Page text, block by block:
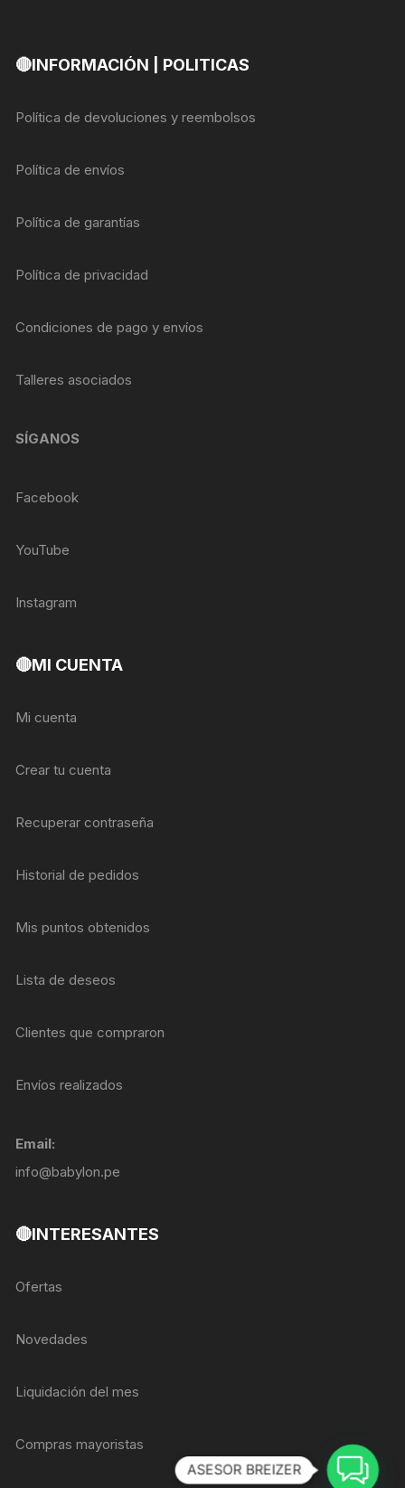
🔴INFORMACIÓN | POLITICAS
Política de devoluciones y reembolsos
Política de envíos
Política de garantías
Política de privacidad
Condiciones de pago y envíos
Talleres asociados
SÍGANOS
Facebook
YouTube
Instagram
🔴MI CUENTA
Mi cuenta
Crear tu cuenta
Recuperar contraseña
Historial de pedidos
Mis puntos obtenidos
Lista de deseos
Clientes que compraron
Envíos realizados
Email:
info@babylon.pe
🔴INTERESANTES
Ofertas
Novedades
Liquidación del mes
Compras mayoristas
ASESOR BREIZER